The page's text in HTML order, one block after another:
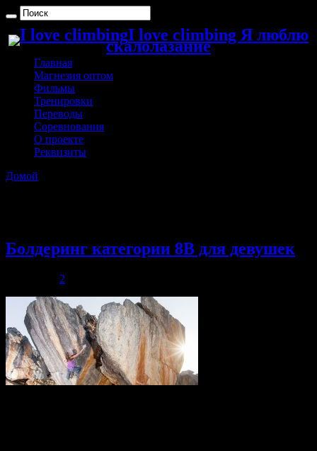
I love climbing Я люблю
скалолазание
Главная
Магнезия оптом
Фильмы
Тренировки
Переводы
Соревнования
О проекте
Реквизиты
Домой
Болдеринг категории 8B для девушек
2